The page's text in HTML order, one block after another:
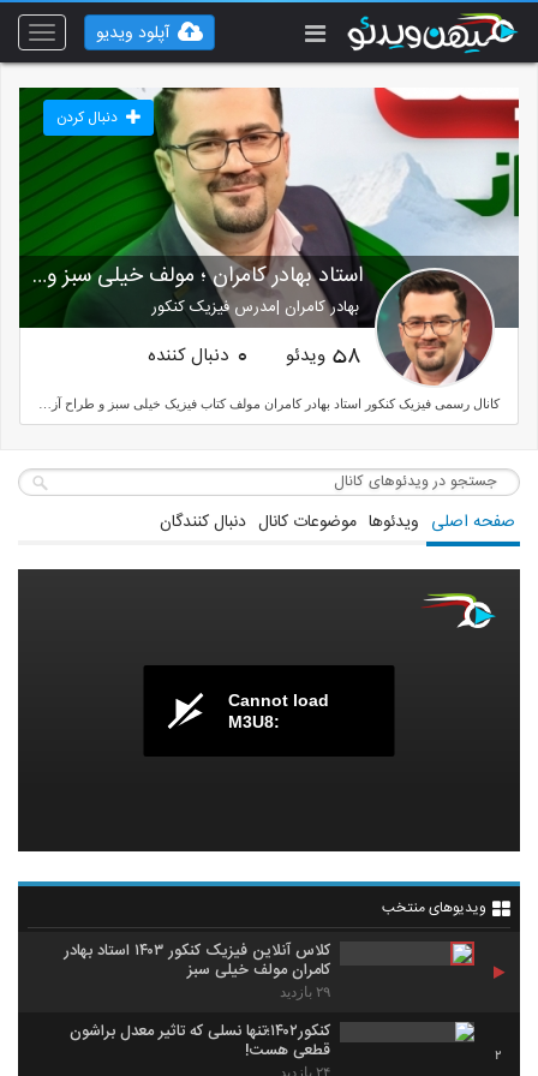
Toggle
آپلود ویدیو
استاد بهادر کامران ؛ مولف خیلی سبز و طراح قلم چی
بهادر کامران |مدرس فیزیک کنکور
fizik-konkur.ir
دنبال کردن
58 ویدئو 0 دنبال کننده
صفحه اصلی ویدئوها موضوعات کانال دنبال کنندگان
Cannot load
M3U8:
ویدیوهای منتخب
کلاس آنلاین فیزیک کنکور ۱۴۰۳ استاد بهادر
کامران مولف خیلی سبز
۲۹ بازدید
2
کنکور۱۴۰۲؛تنها نسلی که تاثیر معدل براشون
قطعی هست!
۲۴ بازدید